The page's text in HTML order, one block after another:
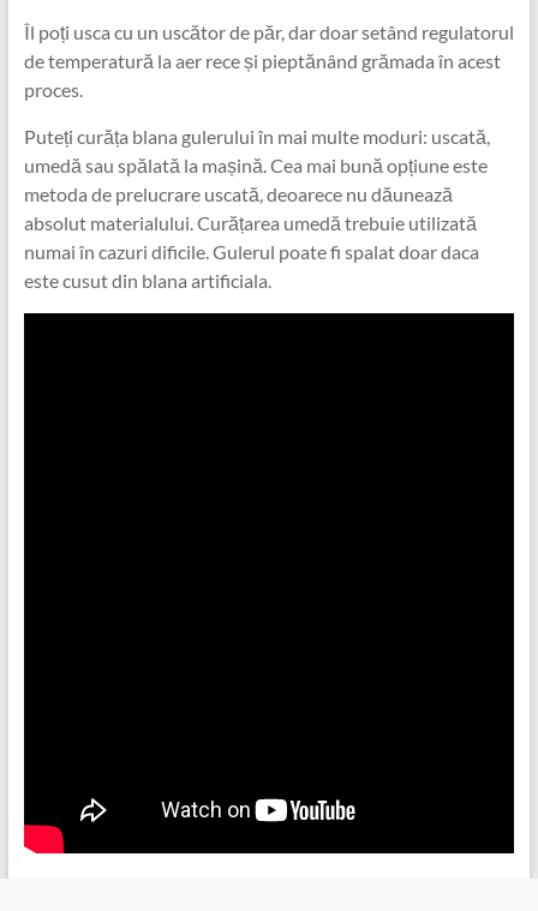
Îl poți usca cu un uscător de păr, dar doar setând regulatorul
de temperatură la aer rece și pieptănând grămada în acest
proces.
Puteți curăța blana gulerului în mai multe moduri: uscată,
umedă sau spălată la mașină. Cea mai bună opțiune este
metoda de prelucrare uscată, deoarece nu dăunează
absolut materialului. Curățarea umedă trebuie utilizată
numai în cazuri dificile. Gulerul poate fi spalat doar daca
este cusut din blana artificiala.